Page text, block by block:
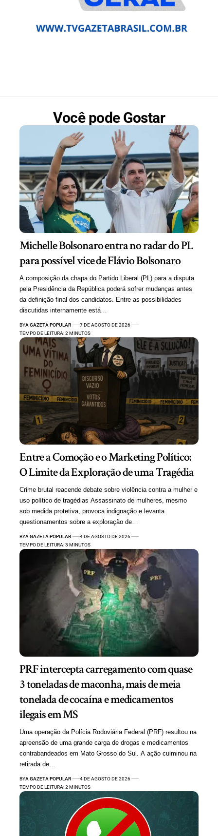
Você pode Gostar
Michelle Bolsonaro entra no radar do PL
para possível vice de Flávio Bolsonaro
A composição da chapa do Partido Liberal (PL) para a disputa
pela Presidência da República poderá sofrer mudanças antes
da definição final dos candidatos. Entre as possibilidades
discutidas internamente está…
BYA GAZETA POPULAR
7 DE AGOSTO DE 2026
TEMPO DE LEITURA: 2 MINUTOS
Entre a Comoção e o Marketing Político:
O Limite da Exploração de uma Tragédia
Crime brutal reacende debate sobre violência contra a mulher e
uso político de tragédias Assassinato de mulheres, mesmo
sob medida protetiva, provoca indignação e levanta
questionamentos sobre a exploração de…
BYA GAZETA POPULAR
4 DE AGOSTO DE 2026
TEMPO DE LEITURA: 3 MINUTOS
PRF intercepta carregamento com quase
3 toneladas de maconha, mais de meia
tonelada de cocaína e medicamentos
ilegais em MS
Uma operação da Polícia Rodoviária Federal (PRF) resultou na
apreensão de uma grande carga de drogas e medicamentos
contrabandeados em Mato Grosso do Sul. A ação culminou na
retirada de…
BYA GAZETA POPULAR
4 DE AGOSTO DE 2026
TEMPO DE LEITURA: 2 MINUTOS